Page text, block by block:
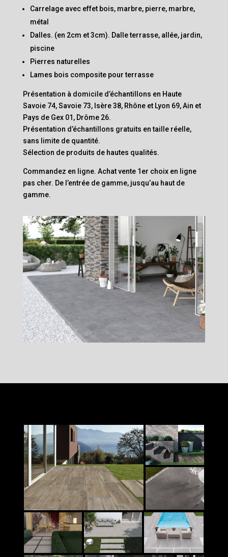
Carrelage avec effet bois, marbre, pierre, marbre,
métal
Dalles. (en 2cm et 3cm). Dalle terrasse, allée, jardin,
piscine
Pierres naturelles
Lames bois composite pour terrasse
Présentation à domicile d’échantillons en Haute
Savoie 74, Savoie 73, Isère 38, Rhône et Lyon 69, Ain et
Pays de Gex 01, Drôme 26.
Présentation d’échantillons gratuits en taille réelle,
sans limite de quantité.
Sélection de produits de hautes qualités.
Commandez en ligne. Achat vente 1er choix en ligne
pas cher. De l’entrée de gamme, jusqu’au haut de
gamme.